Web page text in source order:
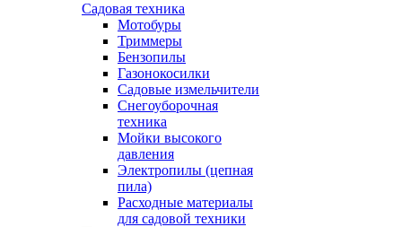
Садовая техника
Мотобуры
Триммеры
Бензопилы
Газонокосилки
Садовые измельчители
Снегоуборочная
техника
Мойки высокого
давления
Электропилы (цепная
пила)
Расходные материалы
для садовой техники